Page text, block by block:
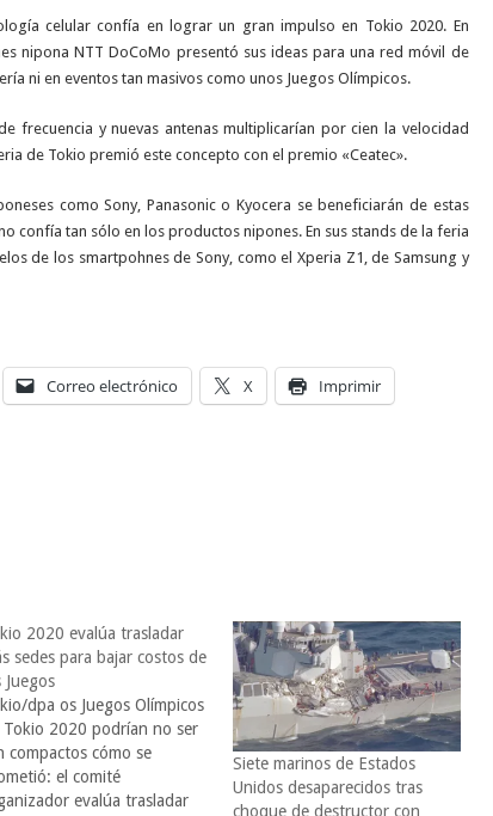
celular confía en lograr un gran impulso en Tokio 2020. En
nipona NTT DoCoMo presentó sus ideas para una red móvil de
ni en eventos tan masivos como unos Juegos Olímpicos.
frecuencia y nuevas antenas multiplicarían por cien la velocidad
de Tokio premió este concepto con el premio «Ceatec».
como Sony, Panasonic o Kyocera se beneficiarán de estas
confía tan sólo en los productos nipones. En sus stands de la feria
de los smartpohnes de Sony, como el Xperia Z1, de Samsung y
Correo electrónico X Imprimir
2020 evalúa trasladar
sedes para bajar costos de
Juegos
dpa os Juegos Olímpicos
Tokio 2020 podrían no ser
compactos cómo se
el comité
evalúa trasladar
Siete marinos de Estados
Unidos desaparecidos tras
choque de destructor con